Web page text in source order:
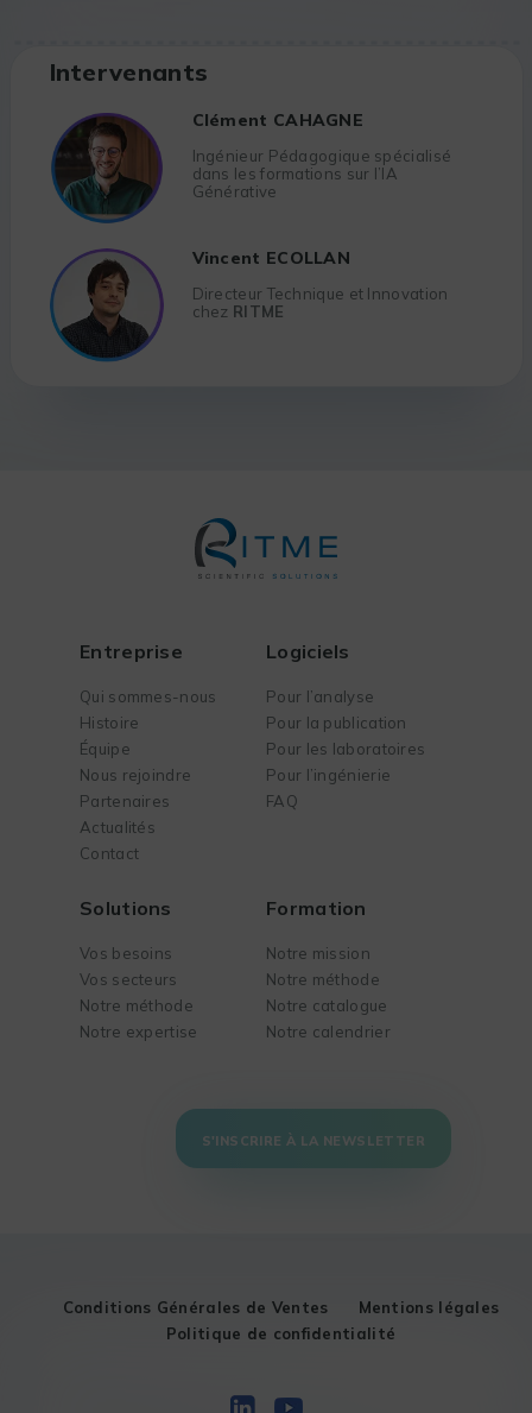
Intervenants
Clément CAHAGNE
Ingénieur Pédagogique spécialisé
dans les formations sur l’IA
Générative
Vincent ECOLLAN
Directeur Technique et Innovation
chez RITME
Entreprise
Qui sommes-nous
Histoire
Équipe
Nous rejoindre
Partenaires
Actualités
Contact
Logiciels
Pour l’analyse
Pour la publication
Pour les laboratoires
Pour l’ingénierie
FAQ
Solutions
Vos besoins
Vos secteurs
Notre méthode
Notre expertise
Formation
Notre mission
Notre méthode
Notre catalogue
Notre calendrier
S'INSCRIRE À LA NEWSLETTER
Conditions Générales de Ventes
Mentions légales
Politique de confidentialité